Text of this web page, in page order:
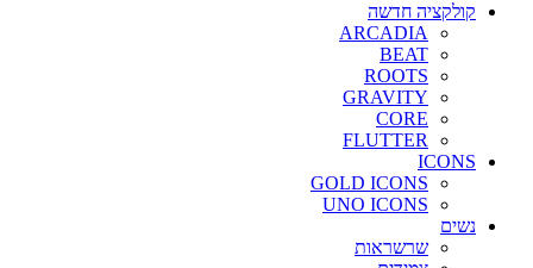
קולקציה חדשה
ARCADIA
BEAT
ROOTS
GRAVITY
CORE
FLUTTER
ICONS
GOLD ICONS
UNO ICONS
נשים
שרשראות